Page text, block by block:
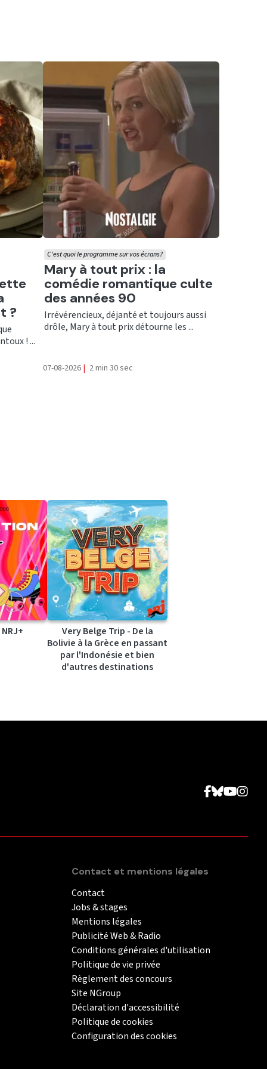
?
! ...
Ecouter
Mary à tout prix : la
comédie romantique culte
des années 90
C'est quoi le programme sur vos écrans?
Irrévérencieux, déjanté et toujours aussi
drôle, Mary à tout prix détourne les ...
07-08-2026 | 2 min 30 sec
Very Belge Trip - De la
Bolivie à la Grèce en passant
par l'Indonésie et bien
d'autres destinations
Contact et mentions légales
Contact
Jobs & stages
Mentions légales
Publicité Web & Radio
Conditions générales d'utilisation
Politique de vie privée
Règlement des concours
Site NGroup
Déclaration d'accessibilité
Politique de cookies
Configuration des cookies